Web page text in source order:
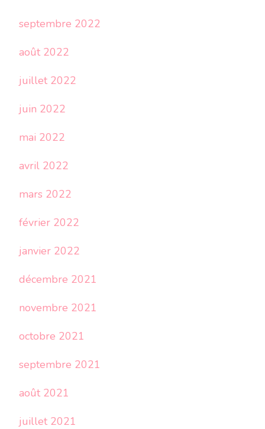
septembre 2022
août 2022
juillet 2022
juin 2022
mai 2022
avril 2022
mars 2022
février 2022
janvier 2022
décembre 2021
novembre 2021
octobre 2021
septembre 2021
août 2021
juillet 2021